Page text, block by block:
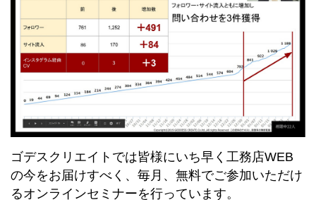
ゴデスクリエイトでは皆様にいち早く工務店WEB
の今をお届けすべく、毎月、無料でご参加いただけ
るオンラインセミナーを行っています。